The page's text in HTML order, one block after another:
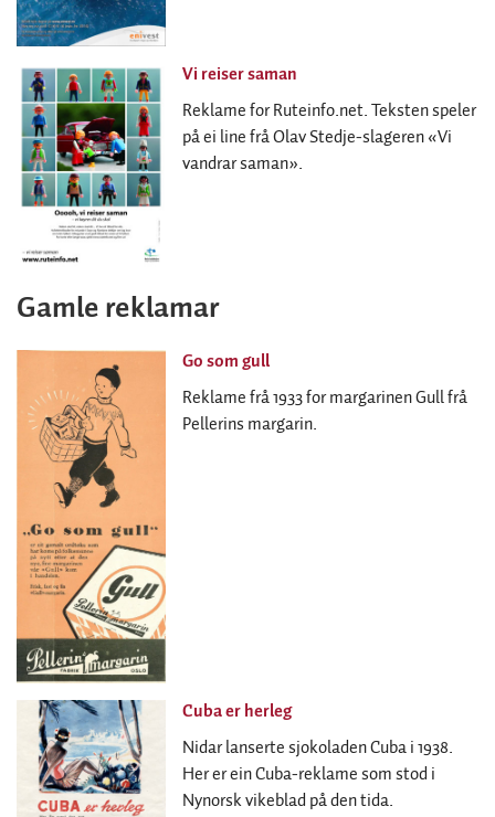
Vi reiser saman
Reklame for Ruteinfo.net. Teksten speler
på ei line frå Olav Stedje-slageren «Vi
vandrar saman».
Gamle reklamar
Go som gull
Reklame frå 1933 for margarinen Gull frå
Pellerins margarin.
Cuba er herleg
Nidar lanserte sjokoladen Cuba i 1938.
Her er ein Cuba-reklame som stod i
Nynorsk vikeblad på den tida.